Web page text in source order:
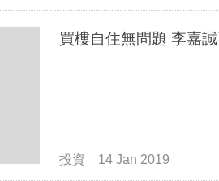
買樓自住無問題 李嘉
投資 14 Jan 2019